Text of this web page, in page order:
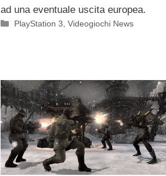
ad una eventuale uscita europea.
Categorie
PlayStation 3 ,Videogiochi News